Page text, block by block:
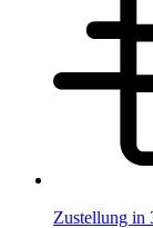
Zustellung in